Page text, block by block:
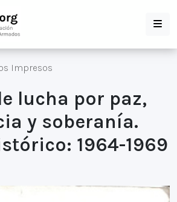
Impresos
lucha por paz,
y soberanía.
1964-1969